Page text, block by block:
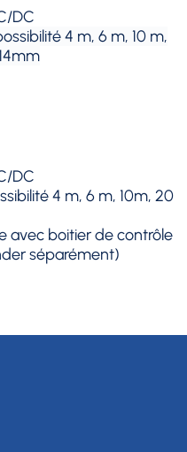
DC
4 m, 6 m, 10 m,
DC
4 m, 6 m, 10m, 20
avec boitier de contrôle
séparément)